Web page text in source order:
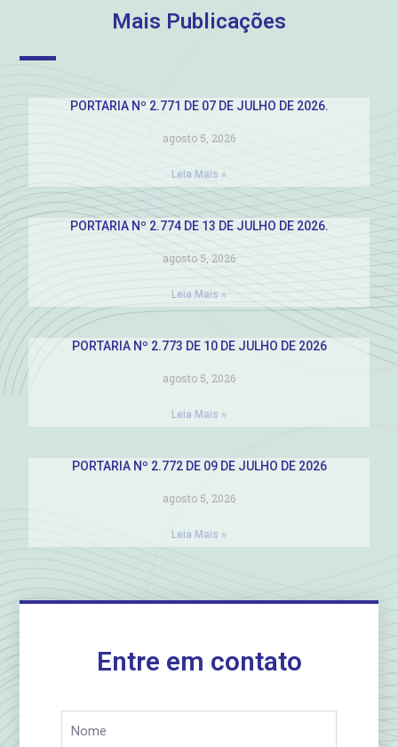
Mais Publicações
PORTARIA Nº 2.771 DE 07 DE JULHO DE 2026.
agosto 5, 2026
Leia Mais »
PORTARIA Nº 2.774 DE 13 DE JULHO DE 2026.
agosto 5, 2026
Leia Mais »
PORTARIA Nº 2.773 DE 10 DE JULHO DE 2026
agosto 5, 2026
Leia Mais »
PORTARIA Nº 2.772 DE 09 DE JULHO DE 2026
agosto 5, 2026
Leia Mais »
Entre em contato